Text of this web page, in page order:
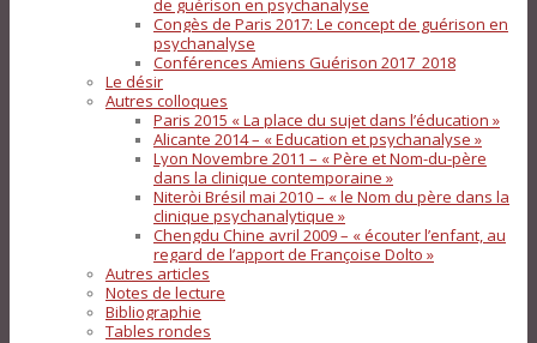
de guérison en psychanalyse
Congès de Paris 2017: Le concept de guérison en
psychanalyse
Conférences Amiens Guérison 2017_2018
Le désir
Autres colloques
Paris 2015 « La place du sujet dans l’éducation »
Alicante 2014 – « Education et psychanalyse »
Lyon Novembre 2011 – « Père et Nom-du-père
dans la clinique contemporaine »
Niteròi Brésil mai 2010 – « le Nom du père dans la
clinique psychanalytique »
Chengdu Chine avril 2009 – « écouter l’enfant, au
regard de l’apport de Françoise Dolto »
Autres articles
Notes de lecture
Bibliographie
Tables rondes